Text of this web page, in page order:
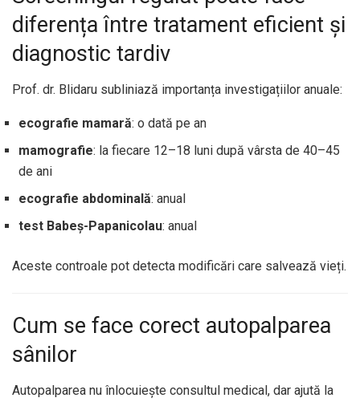
diferența între tratament eficient și
diagnostic tardiv
Prof. dr. Blidaru subliniază importanța investigațiilor anuale:
ecografie mamară: o dată pe an
mamografie: la fiecare 12–18 luni după vârsta de 40–45
de ani
ecografie abdominală: anual
test Babeș-Papanicolau: anual
Aceste controale pot detecta modificări care salvează vieți.
Cum se face corect autopalparea
sânilor
Autopalparea nu înlocuiește consultul medical, dar ajută la